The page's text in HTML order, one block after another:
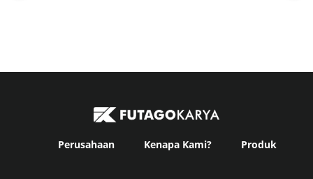
Perusahaan Kenapa Kami? Produk